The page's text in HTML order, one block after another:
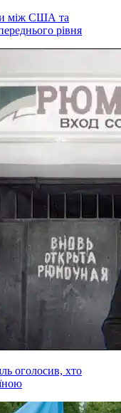
між США та
рівня
оголосив, хто